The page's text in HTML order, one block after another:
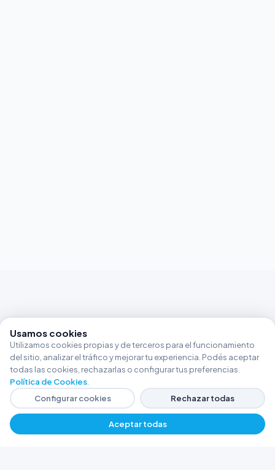
Usamos cookies
Utilizamos cookies propias y de terceros para el funcionamiento
del sitio, analizar el tráfico y mejorar tu experiencia. Podés aceptar
todas las cookies, rechazarlas o configurar tus preferencias.
Política de Cookies
Configurar cookies
Rechazar todas
Aceptar todas